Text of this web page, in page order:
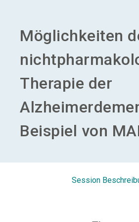
Möglichkeiten
Therapie der
Beispiel von
Session